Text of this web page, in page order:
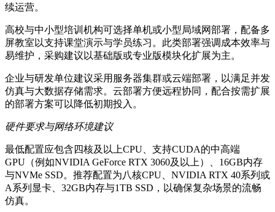
续运营。
高校与中小型培训机构可选择单机或小型局域网部署，配备多
屏教室以支持课堂演示与学员练习。此类部署强调成本效率与
易维护，采购建议以基础版或专业版模块化扩展为主。
企业与研发单位建议采用服务器集群或云端部署，以满足并发
仿真与大数据存储需求。云部署方便远程协同，配合按需扩展
的部署方案可以降低初期投入。
硬件要求与网络环境建议
最低配置应包含四核及以上CPU、支持CUDA的中高端
GPU（例如NVIDIA GeForce RTX 3060及以上）、16GB内存
与NVMe SSD。推荐配置为八核CPU、NVIDIA RTX 40系列或
A系列显卡、32GB内存与1TB SSD，以确保复杂场景的流畅
仿真。